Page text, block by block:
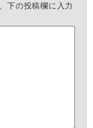
下の投稿欄に入力